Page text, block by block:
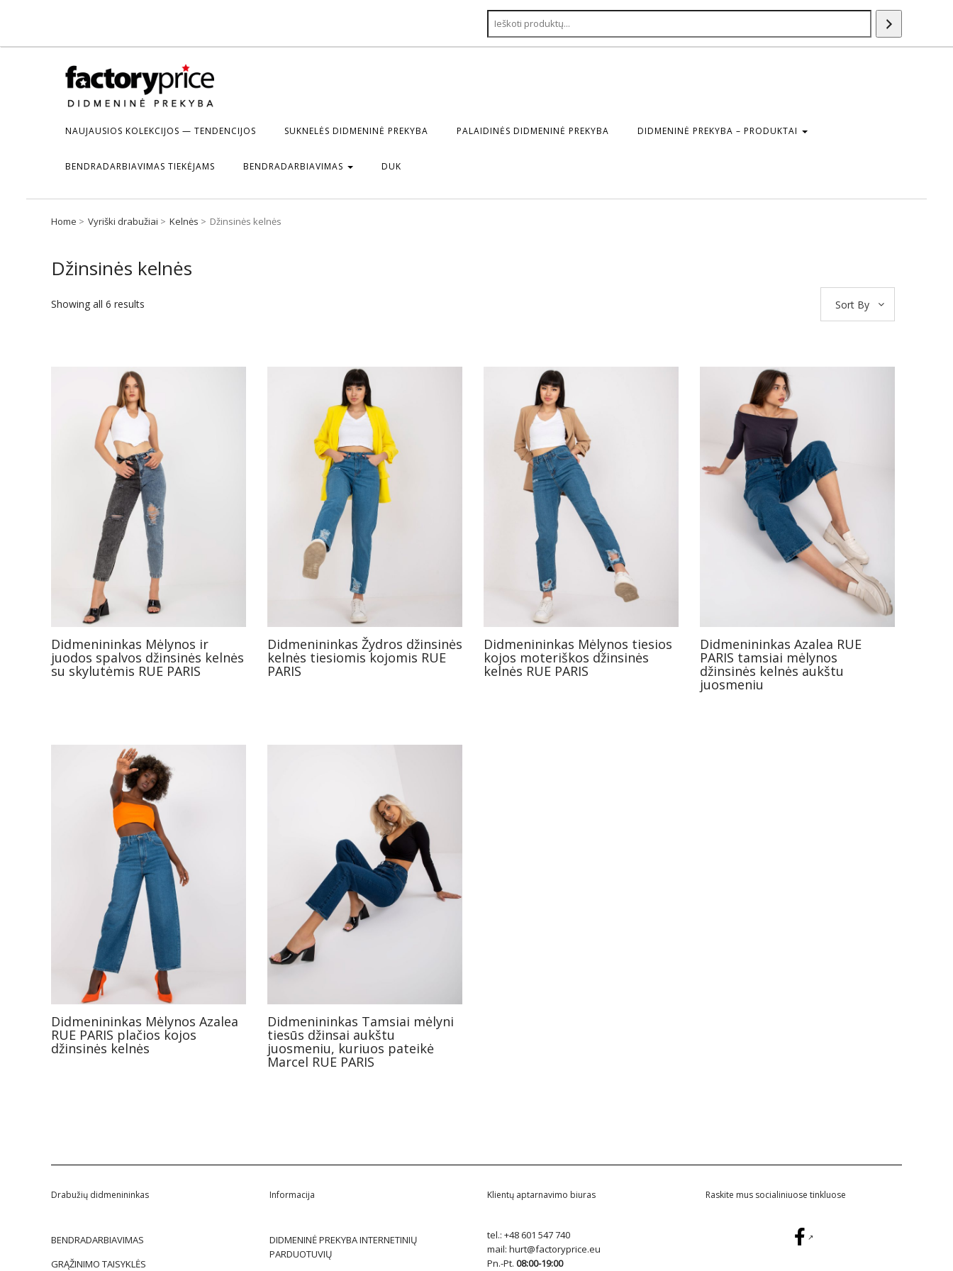
NAUJAUSIOS KOLEKCIJOS — TENDENCIJOS SUKNELĖS DIDMENINĖ PREKYBA PALAIDINĖS DIDMENINĖ PREKYBA DIDMENINĖ PREKYBA – PRODUKTAI
BENDRADARBIAVIMAS TIEKĖJAMS BENDRADARBIAVIMAS DUK
Home Vyriški drabužiai Kelnės Džinsinės kelnės
Džinsinės kelnės
Showing all 6 results Sort By
Didmenininkas Mėlynos ir
juodos spalvos džinsinės kelnės
su skylutėmis RUE PARIS
Didmenininkas Žydros džinsinės
kelnės tiesiomis kojomis RUE
PARIS
Didmenininkas Mėlynos tiesios
kojos moteriškos džinsinės
kelnės RUE PARIS
Didmenininkas Azalea RUE
PARIS tamsiai mėlynos
džinsinės kelnės aukštu
juosmeniu
Didmenininkas Mėlynos Azalea
RUE PARIS plačios kojos
džinsinės kelnės
Didmenininkas Tamsiai mėlyni
tiesūs džinsai aukštu
juosmeniu, kuriuos pateikė
Marcel RUE PARIS
Drabužių didmenininkas
BENDRADARBIAVIMAS
GRĄŽINIMO TAISYKLĖS
Informacija
DIDMENINĖ PREKYBA INTERNETINIŲ
PARDUOTUVIŲ
Klientų aptarnavimo biuras
tel.: +48 601 547 740
mail: hurt@factoryprice.eu
Pn.-Pt. 08:00-19:00
Raskite mus socialiniuose tinkluose